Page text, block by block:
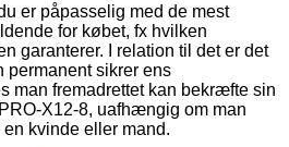
er påpasselig med de mest
for købet, fx hvilken
garanterer. I relation til det er det
permanent sikrer ens
man fremadrettet kan bekræfte sin
X12-8, uafhængig om man
kvinde eller mand.